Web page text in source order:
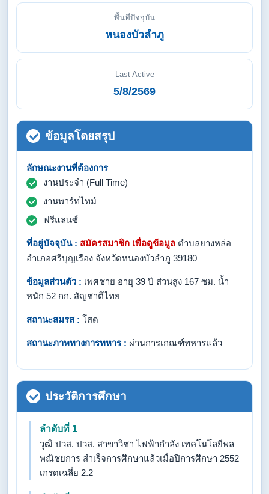
พื้นที่ปัจจุบัน
หนองบัวลำภู
Last Active
5/8/2569
ข้อมูลโดยสรุป
ลักษณะงานที่ต้องการ
งานประจำ (Full Time)
งานพาร์ทไทม์
ฟรีแลนซ์
ที่อยู่ปัจจุบัน : สมัครสมาชิก เพื่อดูข้อมูล ตำบลยางหล่อ
อำเภอศรีบุญเรือง จังหวัดหนองบัวลำภู 39180
ข้อมูลส่วนตัว : เพศชาย อายุ 39 ปี ส่วนสูง 167 ซม. น้ำ
หนัก 52 กก. สัญชาติไทย
สถานะสมรส : โสด
สถานะภาพทางการทหาร : ผ่านการเกณฑ์ทหารแล้ว
ประวัติการศึกษา
ลำดับที่ 1
วุฒิ ปวส. ปวส. สาขาวิชา ไฟฟ้ากำลัง เทคโนโลยีพล
พณิชยการ สำเร็จการศึกษาแล้วเมื่อปีการศึกษา 2552
เกรดเฉลี่ย 2.2